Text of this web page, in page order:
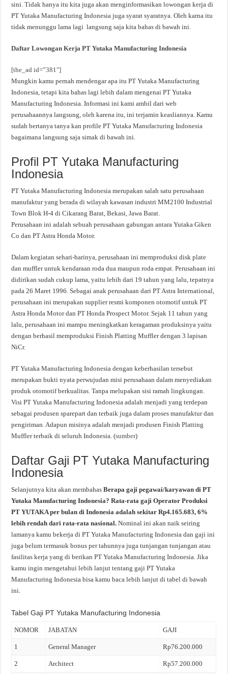
sini. Tidak hanya itu kita juga akan menginformasikan lowongan kerja di
PT Yutaka Manufacturing Indonesia juga syarat syaratnya. Oleh karna itu
tidak menunggu lama lagi langsung saja kita bahas di bawah ini.
Daftar Lowongan Kerja PT Yutaka Manufacturing Indonesia
[the_ad id=”381″]
Mungkin kamu pernah mendengar apa itu PT Yutaka Manufacturing
Indonesia, tetapi kita bahas lagi lebih dalam mengenai PT Yutaka
Manufacturing Indonesia. Informasi ini kami ambil dari web
perusahaannya langsung, oleh karena itu, ini terjamin keasliannya. Kamu
sudah bertanya tanya kan profile PT Yutaka Manufacturing Indonesia
bagaimana langsung saja simak di bawah ini.
Profil PT Yutaka Manufacturing
Indonesia
PT Yutaka Manufacturing Indonesia merupakan salah satu perusahaan
manufaktur yang berada di wilayah kawasan industri MM2100 Industrial
Town Blok H-4 di Cikarang Barat, Bekasi, Jawa Barat.
Perusahaan ini adalah sebuah perusahaan gabungan antara Yutaka Giken
Co dan PT Astra Honda Motor.
Dalam kegiatan sehari-harinya, perusahaan ini memproduksi disk plate
dan muffler untuk kendaraan roda dua maupun roda empat. Perusahaan ini
didirikan sudah cukup lama, yaitu lebih dari 19 tahun yang lalu, tepatnya
pada 26 Maret 1996. Sebagai anak perusahaan dari PT Astra International,
perusahaan ini merupakan supplier resmi komponen otomotif untuk PT
Astra Honda Motor dan PT Honda Prospect Motor. Sejak 11 tahun yang
lalu, perusahaan ini mampu meningkatkan keragaman produksinya yaitu
dengan berhasil memproduksi Finish Platting Muffler dengan 3 lapisan
NiCr.
PT Yutaka Manufacturing Indonesia dengan keberhasilan tersebut
merupakan bukti nyata perwujudan misi perusahaan dalam menyediakan
produk otomotif berkualitas. Tanpa melupakan sisi ramah lingkungan.
Visi PT Yutaka Manufacturing Indonesia adalah menjadi yang terdepan
sebagai produsen sparepart dan terbaik juga dalam proses manufaktur dan
pengiriman. Adapun misinya adalah menjadi produsen Finish Platting
Muffler terbaik di seluruh Indonesia. (sumber)
Daftar Gaji PT Yutaka Manufacturing
Indonesia
Selanjutnya kita akan membahasBerapa gaji pegawai/karyawan di PT
Yutaka Manufacturing Indonesia? Rata-rata gaji Operator Produksi
PT YUTAKA per bulan di Indonesia adalah sekitar Rp4.165.683, 6%
lebih rendah dari rata-rata nasional.Nominal ini akan naik seiring
lamanya kamu bekerja di PT Yutaka Manufacturing Indonesia dan gaji ini
juga belum termasuk bonus per tahunnya juga tunjangan tunjangan atau
fasilitas kerja yang di berikan PT Yutaka Manufacturing Indonesia. Jika
kamu ingin mengetahui lebih lanjut tentang gaji PT Yutaka
Manufacturing Indonesia bisa kamu baca lebih lanjut di tabel di bawah
ini.
Tabel Gaji PT Yutaka Manufacturing Indonesia
NOMOR JABATAN GAJI
1 General Manager Rp76.200.000
2 Architect Rp57.200.000